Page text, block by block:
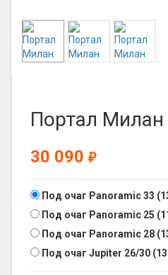
Портал Милан
30 090 ₽
Под очаг Panoramic 33
Под очаг Panoramic 25
Под очаг Panoramic 28
Под очаг Jupiter 26/30